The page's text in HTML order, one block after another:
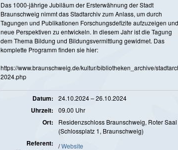
Das 1000-jährige Jubiläum der Ersterwähnung der Stadt
Braunschweig nimmt das Stadtarchiv zum Anlass, um durch
Tagungen und Publikationen Forschungsdefizite aufzuzeigen und
neue Perspektiven zu entwickeln. In diesem Jahr ist die Tagung
dem Thema Bildung und Bildungsvermittlung gewidmet. Das
komplette Programm finden sie hier:
https://www.braunschweig.de/kultur/bibliotheken_archive/
2024.php
Datum 24.10.2024 – 26.10.2024
Uhrzeit 09.00 Uhr
Ort
Residenzschloss Braunschweig, Roter Saal
(Schlossplatz 1, Braunschweig)
Referent
/Website